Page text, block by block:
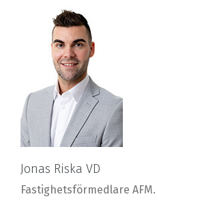
Jonas Riska VD
Fastighetsförmedlare AFM.